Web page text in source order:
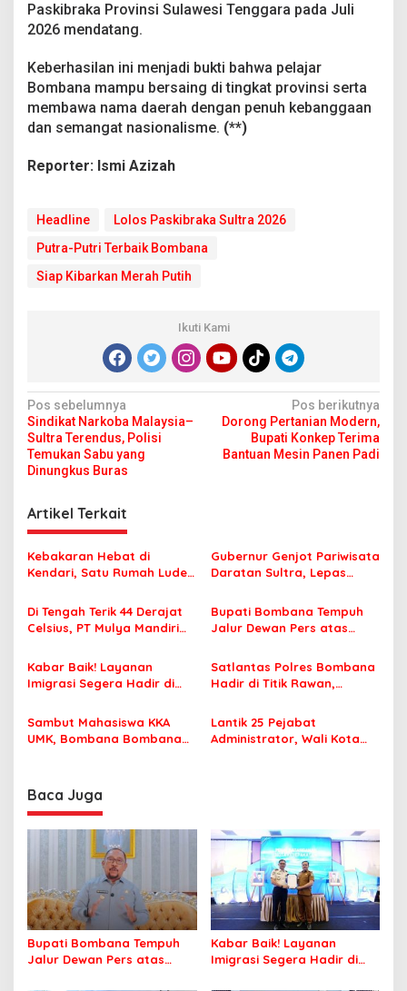
Paskibraka Provinsi Sulawesi Tenggara pada Juli
2026 mendatang.
Keberhasilan ini menjadi bukti bahwa pelajar
Bombana mampu bersaing di tingkat provinsi serta
membawa nama daerah dengan penuh kebanggaan
dan semangat nasionalisme. (**)
Reporter: Ismi Azizah
Headline
Lolos Paskibraka Sultra 2026
Putra-Putri Terbaik Bombana
Siap Kibarkan Merah Putih
Ikuti Kami
N
a
v
g
a
s
p
o
s
Pos sebelumnya
Sindikat Narkoba Malaysia–
Sultra Terendus, Polisi
Temukan Sabu yang
Dinungkus Buras
Pos berikutnya
Dorong Pertanian Modern,
Bupati Konkep Terima
Bantuan Mesin Panen Padi
Artikel Terkait
Kebakaran Hebat di
Kendari, Satu Rumah Ludes
Gubernur Genjot Pariwisata
Daratan Sultra, Lepas
Tiga Kabupaten Unggulan
Di Tengah Terik 44 Derajat
Celsius, PT Mulya Mandiri
Jamaah Tetap Sehat dan
Nyaman Beribadah
Bupati Bombana Tempuh
Jalur Dewan Pers atas
Korupsi Jembatan Cirauci II
Kabar Baik! Layanan
Imigrasi Segera Hadir di
Perlu Lagi ke Kendari
Satlantas Polres Bombana
Hadir di Titik Rawan,
Sekolah dengan Aman
Sambut Mahasiswa KKA
UMK, Bombana Bombana
Lantik 25 Pejabat
Administrator, Wali Kota
Baca Juga
Bupati Bombana Tempuh
Jalur Dewan Pers atas
Kabar Baik! Layanan
Imigrasi Segera Hadir di